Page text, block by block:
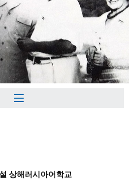
상해러시아어학교